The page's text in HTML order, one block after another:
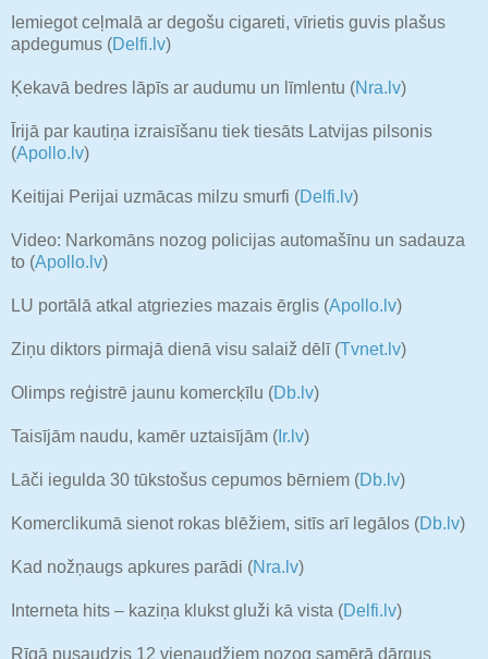
Iemiegot ceļmalā ar degošu cigareti, vīrietis guvis plašus
apdegumus (Delfi.lv)
Ķekavā bedres lāpīs ar audumu un līmlentu (Nra.lv)
Īrijā par kautiņa izraisīšanu tiek tiesāts Latvijas pilsonis
(Apollo.lv)
Keitijai Perijai uzmācas milzu smurfi (Delfi.lv)
Video: Narkomāns nozog policijas automašīnu un sadauza
to (Apollo.lv)
LU portālā atkal atgriezies mazais ērglis (Apollo.lv)
Ziņu diktors pirmajā dienā visu salaiž dēlī (Tvnet.lv)
Olimps reģistrē jaunu komercķīlu (Db.lv)
Taisījām naudu, kamēr uztaisījām ( Ir.lv)
Lāči iegulda 30 tūkstošus cepumos bērniem (Db.lv)
Komerclikumā sienot rokas blēžiem, sitīs arī legālos (Db.lv)
Kad nožņaugs apkures parādi (Nra.lv)
Interneta hits – kaziņa klukst gluži kā vista (Delfi.lv)
Rīgā pusaudzis 12 vienaudžiem nozog samērā dārgus